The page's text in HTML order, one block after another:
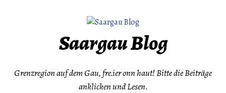
Saargau Blog
Grenzregion auf dem Gau, fre.ier onn haut! Bitte die Beiträge
anklicken und Lesen.